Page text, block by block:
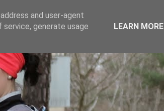
and user-agent
generate usage
LEARN MORE